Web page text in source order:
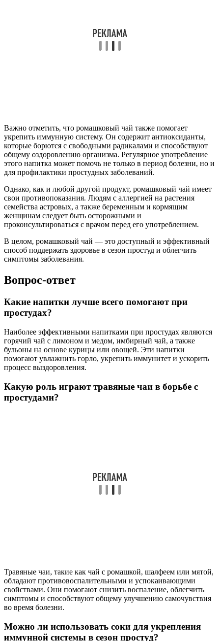
Важно отметить, что ромашковый чай также помогает
укрепить иммунную систему. Он содержит антиоксиданты,
которые борются с свободными радикалами и способствуют
общему оздоровлению организма. Регулярное употребление
этого напитка может помочь не только в период болезни, но и
для профилактики простудных заболеваний.
Однако, как и любой другой продукт, ромашковый чай имеет
свои противопоказания. Людям с аллергией на растения
семейства астровых, а также беременным и кормящим
женщинам следует быть осторожными и
проконсультироваться с врачом перед его употреблением.
В целом, ромашковый чай — это доступный и эффективный
способ поддержать здоровье в сезон простуд и облегчить
симптомы заболевания.
Вопрос-ответ
Какие напитки лучше всего помогают при
простудах?
Наиболее эффективными напитками при простудах являются
горячий чай с лимоном и медом, имбирный чай, а также
бульоны на основе курицы или овощей. Эти напитки
помогают увлажнить горло, укрепить иммунитет и ускорить
процесс выздоровления.
Какую роль играют травяные чаи в борьбе с
простудами?
Травяные чаи, такие как чай с ромашкой, шалфеем или мятой,
обладают противовоспалительными и успокаивающими
свойствами. Они помогают снизить воспаление, облегчить
симптомы и способствуют общему улучшению самочувствия
во время болезни.
Можно ли использовать соки для укрепления
иммунной системы в сезон простуд?